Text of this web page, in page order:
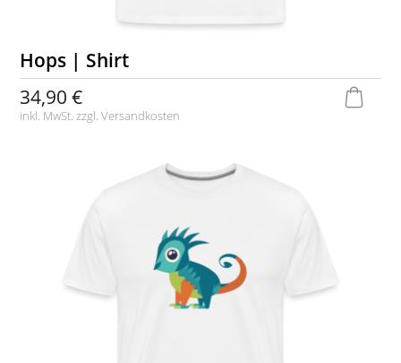
Hops | Shirt
34,90 €
inkl. MwSt. zzgl.Versandkosten